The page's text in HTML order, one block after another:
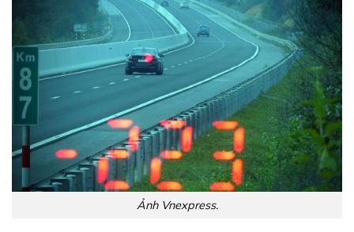
Ảnh Vnexpress.